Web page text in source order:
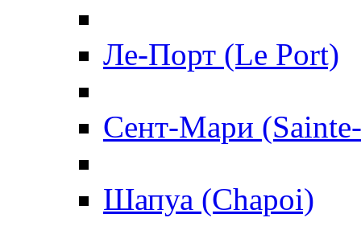
Ле-Порт (Le Port)
Сент-Мари
Шапуа (Chapoi)